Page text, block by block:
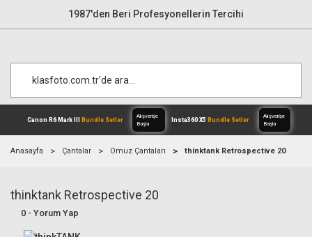
1987'den Beri Profesyonellerin Tercihi
Canon R6 Mark IIIBundle Setler
Anasayfa Çantalar Omuz Çantaları thinktank Retrospective 20
thinktank Retrospective 20
0 - Yorum Yap